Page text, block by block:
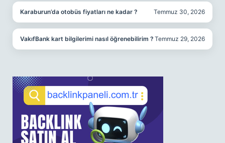
Karaburun’da otobüs fiyatları ne kadar ? Temmuz 30, 2026
VakıfBank kart bilgilerimi nasıl öğrenebilirim ? Temmuz 29, 2026